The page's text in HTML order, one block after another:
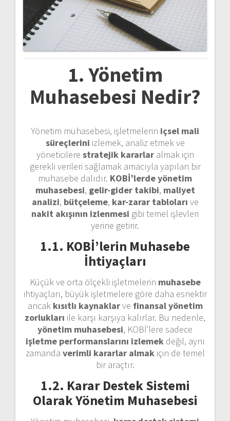
1. Yönetim
Muhasebesi Nedir?
Yönetim muhasebesi, işletmelerin içsel mali
süreçlerini izlemek, analiz etmek ve
yöneticilere stratejik kararlaralmak için
gerekli verileri sağlamak amacıyla yapılan bir
muhasebe dalıdır. KOBİ’lerde yönetim
muhasebesi, gelir-gider takibi, maliyet
analizi, bütçeleme, kar-zarar tabloları ve
nakit akışının izlenmesi gibi temel işlevleri
yerine getirir.
1.1. KOBİ’lerin Muhasebe
İhtiyaçları
Küçük ve orta ölçekli işletmelerin muhasebe
ihtiyaçları, büyük işletmelere göre daha esnektir
ancak kısıtlı kaynaklarve finansal yönetim
zorlukları ile karşı karşıya kalırlar. Bu nedenle,
yönetim muhasebesi, KOBİ’lere sadece
işletme performanslarını izlemekdeğil, aynı
zamanda verimli kararlar almakiçin de temel
bir araçtır.
1.2. Karar Destek Sistemi
Olarak Yönetim Muhasebesi